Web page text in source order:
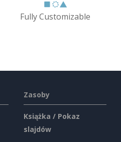
Fully Customizable
Zasoby
Książka / Pokaz
slajdów